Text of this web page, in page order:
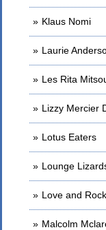
Klaus Nomi
Laurie
Les Rita
Lizzy Mercier
Lotus Eaters
Lounge
Love and
Malcolm